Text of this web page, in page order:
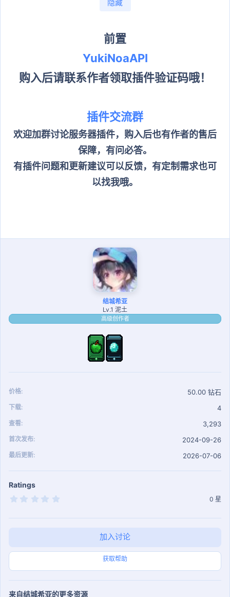
隐藏
前置
YukiNoaAPI
购入后请联系作者领取插件验证码哦！
插件交流群
欢迎加群讨论服务器插件，购入后也有作者的售后
保障，有问必答。
有插件问题和更新建议可以反馈，有定制需求也可
以找我哦。
结城希亚
Lv.1 泥土
高级创作者
价格 50.00 钻石
下载 4
查看 3,293
首次发布 2024-09-26
最后更新 2026-07-06
Ratings
0
0 星
加入讨论
获取帮助
来自结城希亚的更多资源